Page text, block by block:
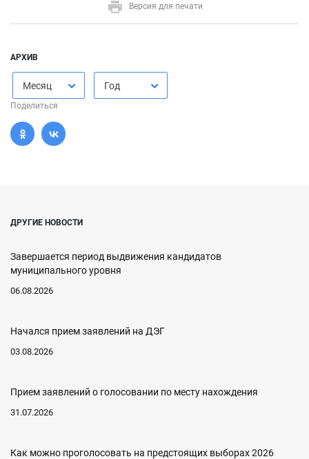
Версия для печати
АРХИВ
Месяц Год
Поделиться
ДРУГИЕ НОВОСТИ
Завершается период выдвижения кандидатов
муниципального уровня
06.08.2026
Начался прием заявлений на ДЭГ
03.08.2026
Прием заявлений о голосовании по месту нахождения
31.07.2026
Как можно проголосовать на предстоящих выборах 2026